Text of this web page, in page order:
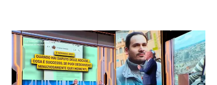
News Musica
News Spettacolo